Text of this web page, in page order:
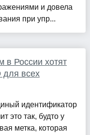
и довела
при упр...
в России хотят
для всех
идентификатор
это так, будто у
метка, которая